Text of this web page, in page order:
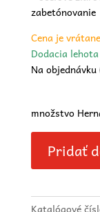
zabetónovanie
Cena je
Dodacia
Na
množstvo
Pridať
Katalógové